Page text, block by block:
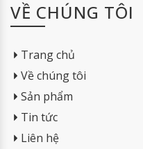
VỀ CHÚNG TÔI
Trang chủ
Về chúng tôi
Sản phẩm
Tin tức
Liên hệ